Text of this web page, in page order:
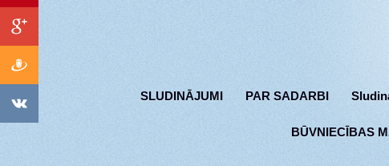
SLUDINĀJUMI PAR SADARBI
BŪVNIECĪBAS